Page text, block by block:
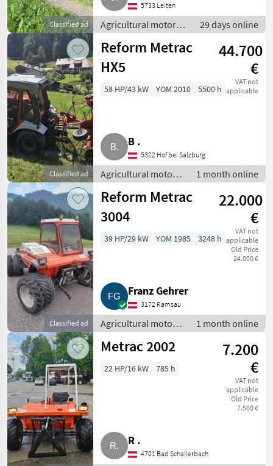
Classified ad
5733 Leiten
Agricultural motor
vehicles / Two-axle
mowers
29 days online
Classified ad
Reform Metrac
HX5
44.700
€
VAT not
applicable
58 HP/43 kW YOM 2010 5500 h
B .
5322 Hof bei Salzburg
Agricultural motor
vehicles / Two-axle
mowers
1 month online
Classified ad
Reform Metrac
3004
22.000
€
VAT not
applicable
Old Price
24.000 €
39 HP/29 kW YOM 1985 3248 h
Franz Gehrer
3172 Ramsau
Agricultural motor
vehicles / Two-axle
mowers
1 month online
Metrac 2002
7.200
€
VAT not
applicable
Old Price
7.500 €
22 HP/16 kW 785 h
R .
4701 Bad Schallerbach